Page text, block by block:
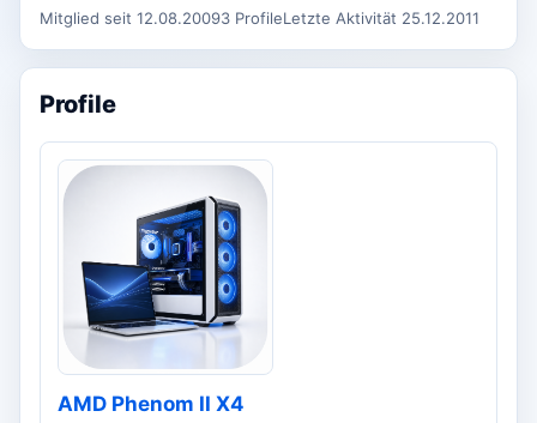
Mitglied seit 12.08.20093 ProfileLetzte Aktivität 25.12.2011
Profile
AMD Phenom II X4